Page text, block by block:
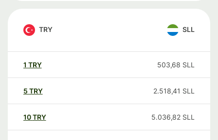
TRY SLL
1 TRY 503,68 SLL
5 TRY 2.518,41 SLL
10TRY 5.036,82 SLL